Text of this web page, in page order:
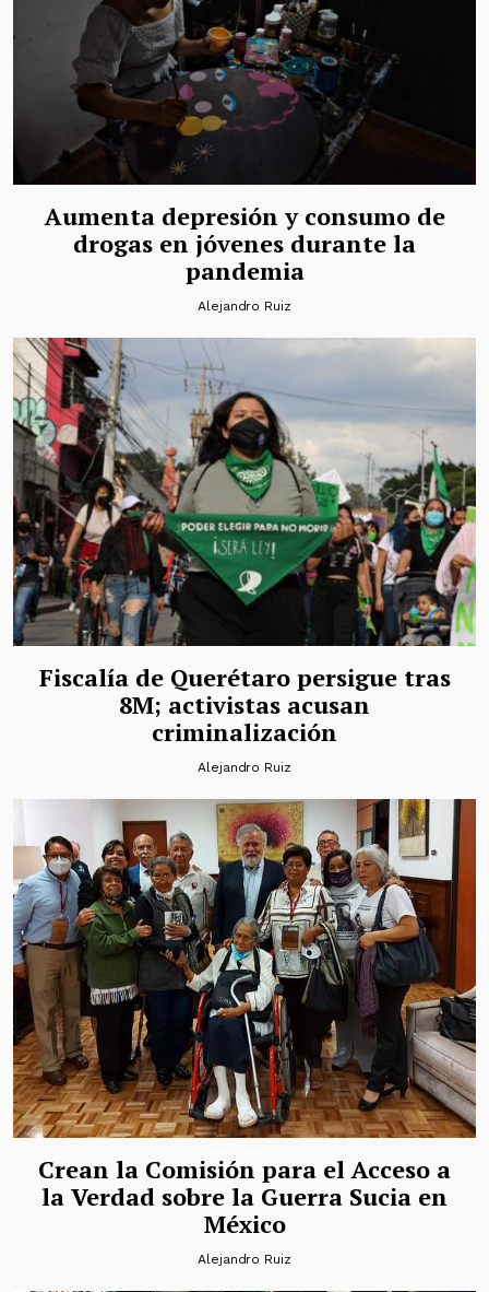
Aumenta depresión y consumo de
drogas en jóvenes durante la
pandemia
Alejandro Ruiz
Fiscalía de Querétaro persigue tras
8M; activistas acusan
criminalización
Alejandro Ruiz
Crean la Comisión para el Acceso a
la Verdad sobre la Guerra Sucia en
México
Alejandro Ruiz